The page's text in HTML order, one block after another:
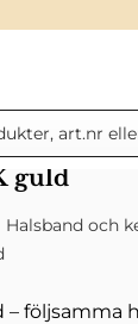
guld
Halsband och
– följsamma